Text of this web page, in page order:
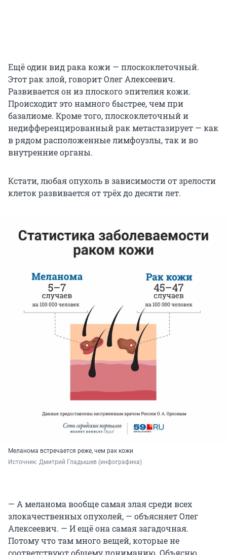
Ещё один вид рака кожи — плоскоклеточный.
Этот рак злой, говорит Олег Алексеевич.
Развивается он из плоского эпителия кожи.
Происходит это намного быстрее, чем при
базалиоме. Кроме того, плоскоклеточный и
недифференцированный рак метастазирует — как
в рядом расположенные лимфоузлы, так и во
внутренние органы.
Кстати, любая опухоль в зависимости от зрелости
клеток развивается от трёх до десяти лет.
Меланома встречается реже, чем рак кожи
Источник: Дмитрий Гладышев (инфографика)
— А меланома вообще самая злая среди всех
злокачественных опухолей, — объясняет Олег
Алексеевич. — И ещё она самая загадочная.
Потому что там много вещей, которые не
соответствуют общему пониманию. Объясню.